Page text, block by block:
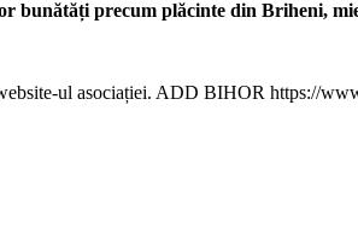
bunătăți precum plăcinte din Briheni,
ul asociației. ADD BIHOR https://